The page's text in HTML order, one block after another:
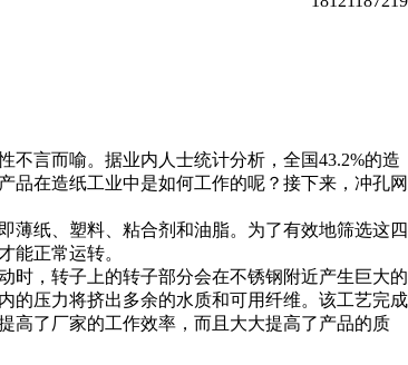
言而喻。据业内人士统计分析，全国43.2%的造
品在造纸工业中是如何工作的呢？接下来，冲孔网
薄纸、塑料、粘合剂和油脂。为了有效地筛选这四
能正常运转。
时，转子上的转子部分会在不锈钢附近产生巨大的
的压力将挤出多余的水质和可用纤维。该工艺完成
高了厂家的工作效率，而且大大提高了产品的质